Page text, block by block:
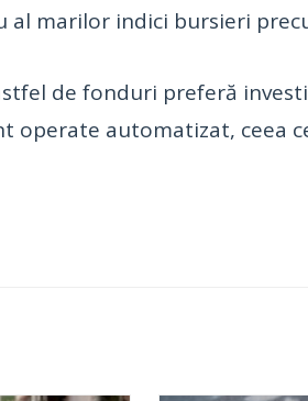
marilor indici bursieri
de fonduri preferă
operate automatizat, ceea